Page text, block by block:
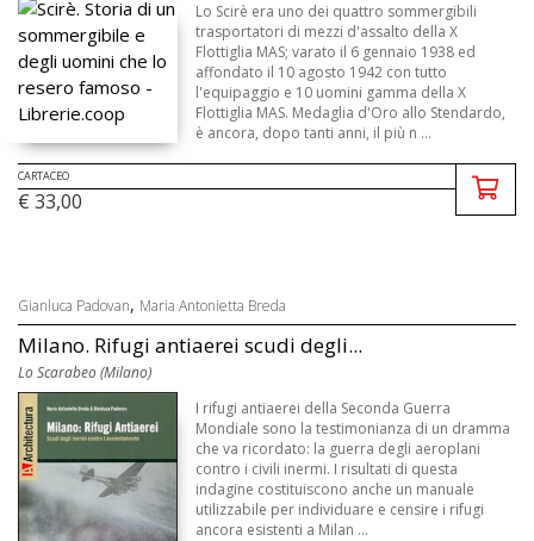
Lo Scirè era uno dei quattro sommergibili
trasportatori di mezzi d'assalto della X
Flottiglia MAS; varato il 6 gennaio 1938 ed
affondato il 10 agosto 1942 con tutto
l'equipaggio e 10 uomini gamma della X
Flottiglia MAS. Medaglia d'Oro allo Stendardo,
è ancora, dopo tanti anni, il più n ...
CARTACEO
€ 33,00
Gianluca Padovan, Maria Antonietta Breda
Milano. Rifugi antiaerei scudi degli...
Lo Scarabeo (Milano)
I rifugi antiaerei della Seconda Guerra
Mondiale sono la testimonianza di un dramma
che va ricordato: la guerra degli aeroplani
contro i civili inermi. I risultati di questa
indagine costituiscono anche un manuale
utilizzabile per individuare e censire i rifugi
ancora esistenti a Milan ...